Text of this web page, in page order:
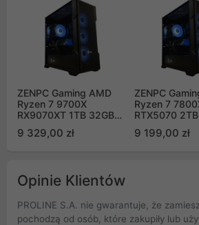
ZENPC Gaming AMD
Ryzen 7 9700X
RX9070XT 1TB 32GB
9 329,00 zł
ZENPC
Ryzen 7
RTX5070
9 199,00 zł
Opinie Klientów
PROLINE S.A. nie gwarantuje, że
pochodzą od osób, które zakupiły lub